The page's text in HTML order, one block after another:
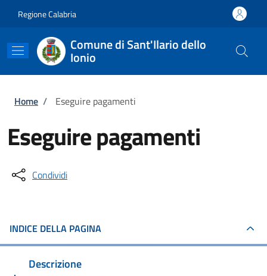
Regione Calabria
Comune di Sant'Ilario dello
Ionio
Briciole di pane
Home / Eseguire pagamenti
Eseguire pagamenti
Condividi
INDICE DELLA PAGINA
Descrizione